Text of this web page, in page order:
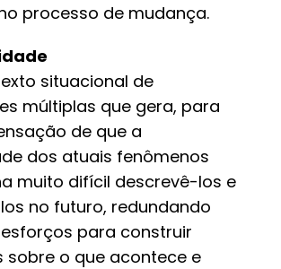
processo de mudança.
situacional de
múltiplas que gera, para
de que a
dos atuais fenômenos
muito difícil descrevê-los e
no futuro, redundando
para construir
sobre o que acontece e